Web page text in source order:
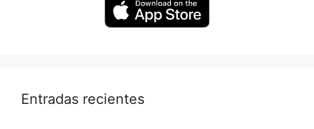
Entradas recientes